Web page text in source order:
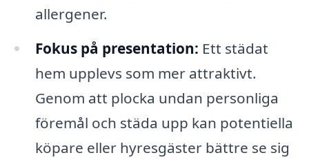
allergener.
Fokus på presentation: Ett städat
hem upplevs som mer attraktivt.
Genom att plocka undan personliga
föremål och städa upp kan potentiella
köpare eller hyresgäster bättre se sig